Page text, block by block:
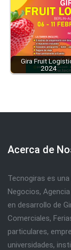
Gira Fruit
2024
Acerca de
Tecnogiras es
Negocios,
en desarrollo de
Comerciales,
particulares,
universidades,